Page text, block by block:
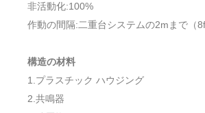
非活動化:100%
作動の間隔:二重台システムの2mまで（
構造の材料
1.プラスチック ハウジング
2.共鳴器